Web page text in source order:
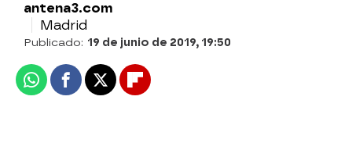
antena3.com
Madrid
Publicado: 19 de junio de 2019, 19:50
WhatsappFacebook
X Flipboard